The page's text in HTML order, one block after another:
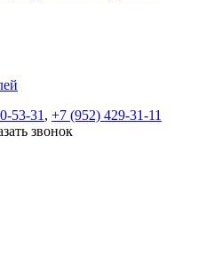
53-31, +7 (952) 429-31-11
звонок